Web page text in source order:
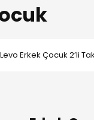
Levo Erkek Çocuk 2’li